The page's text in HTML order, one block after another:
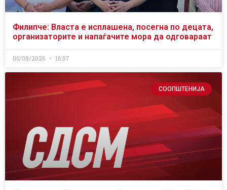
Филипче: Власта е исплашена, посегна по децата,
организаторите и напаѓачите мора да одговараат
06/08/2026 16:37
СООПШТЕНИЈА